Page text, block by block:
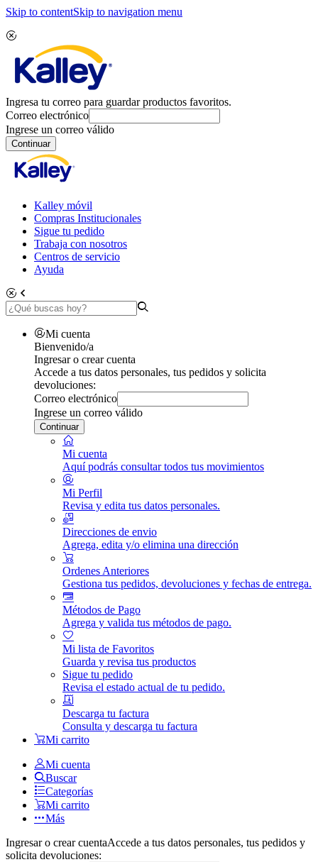
Skip to contentSkip to navigation menu
Ingresa tu correo para guardar productos favoritos.
Correo electrónico
Ingrese un correo válido
Continuar
Kalley móvil
Compras Institucionales
Sigue tu pedido
Trabaja con nosotros
Centros de servicio
Ayuda
Mi cuenta
Bienvenido/a
Ingresar o crear cuenta
Accede a tus datos personales, tus pedidos y solicita
devoluciones:
Correo electrónico
Ingrese un correo válido
Continuar
Mi cuenta
Aquí podrás consultar todos tus movimientos
Mi Perfil
Revisa y edita tus datos personales.
Direcciones de envio
Agrega, edita y/o elimina una dirección
Ordenes Anteriores
Gestiona tus pedidos, devoluciones y fechas de entrega.
Métodos de Pago
Agrega y valida tus métodos de pago.
Mi lista de Favoritos
Guarda y revisa tus productos
Sigue tu pedido
Revisa el estado actual de tu pedido.
Descarga tu factura
Consulta y descarga tu factura
Mi carrito
Mi cuenta
Buscar
Categorías
Mi carrito
Más
Ingresar o crear cuentaAccede a tus datos personales, tus pedidos y
solicita devoluciones: